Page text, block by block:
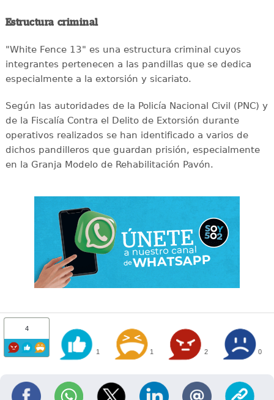
Estructura criminal
"White Fence 13" es una estructura criminal cuyos
integrantes pertenecen a las pandillas que se dedica
especialmente a la extorsión y sicariato.
Según las autoridades de la Policía Nacional Civil (PNC) y
de la Fiscalía Contra el Delito de Extorsión durante
operativos realizados se han identificado a varios de
dichos pandilleros que guardan prisión, especialmente
en la Granja Modelo de Rehabilitación Pavón.
4
1 1 2 0